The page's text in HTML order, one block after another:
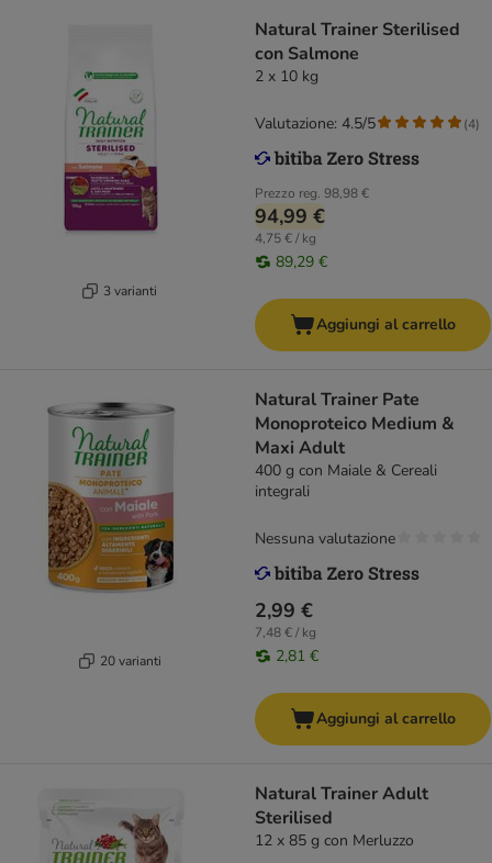
3 varianti
Natural Trainer Sterilised
con Salmone
2 x 10 kg
Prezzo reg. 98,98 €
94,99 €
4,75 € / kg
89,29 €
Valutazione: 4.5/5 (4)
Aggiungi al carrello
20 varianti
Natural Trainer Pate
Monoproteico Medium &
Maxi Adult
400 g con Maiale & Cereali
integrali
2,99 €
7,48 € / kg
2,81 €
Nessuna valutazione
Aggiungi al carrello
Natural Trainer Adult
Sterilised
12 x 85 g con Merluzzo